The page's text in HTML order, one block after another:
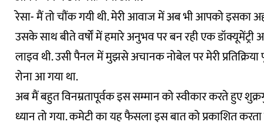
रेसा- मैं तो चौंक गयी थी. मेरी आवाज में अब भी आपको इसका
उसके साथ बीते वर्षों में हमारे अनुभव पर बन रही एक
लाइव थी. उसी पैनल में मुझसे अचानक नोबेल पर मेरी
रोना आ गया था.
अब मैं बहुत विनम्रतापूर्वक इस सम्मान को स्वीकार करते हुए
ध्यान तो गया. कमेटी का यह फैसला इस बात को प्रकाशित